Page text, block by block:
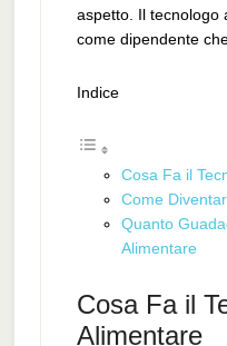
aspetto. Il tecnologo
come dipendente
Indice
Cosa Fa il
Come
Quanto
Alimentare
Cosa Fa il
Alimentare